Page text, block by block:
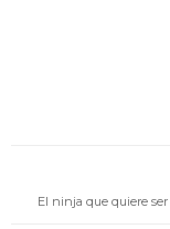
El ninja que quiere